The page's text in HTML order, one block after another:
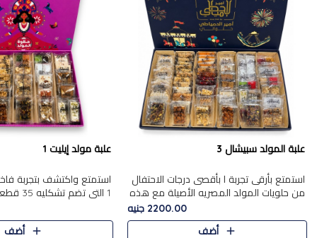
علبة المولد سبيشال 3
استمتع بأرقى تجربة ا بأقصى درجات الاحتفال
من حلويات المولد المصريه الأصيلة مع هذه
الفخامة مع علبة سبيشال 3 التي تضم 56
قطعة من تشكيلة استثن..
2200.00 جنيه
أضف
علبة مولد إيليت 1
استمتع واكتشف بتجربة
1 التي
حلويات المولد المصري
بشكل جميل في علبة
أضف